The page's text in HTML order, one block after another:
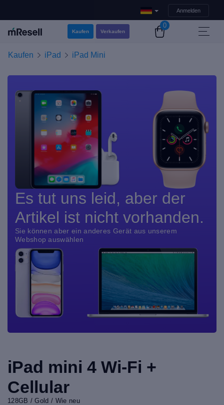
Anmelden
Kaufen Verkaufen
0
Kaufen iPad iPad Mini
Es tut uns leid, aber der
Artikel ist nicht vorhanden.
Sie können aber ein anderes Gerät aus unserem
Webshop auswählen
iPad mini 4 Wi-Fi +
Cellular
128GB / Gold / Wie neu